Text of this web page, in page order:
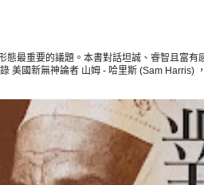
態最重要的議題。本書對話坦誠、睿智且富有
美國新無神論者 山姆 - 哈里斯 (Sam Harris)